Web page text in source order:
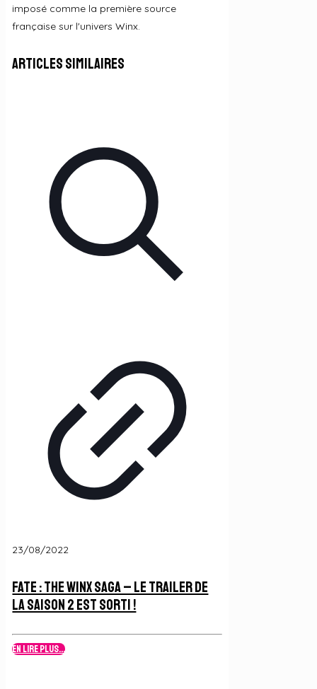
imposé comme la première source
française sur l'univers Winx.
Articles similaires
23/08/2022
Fate : The Winx Saga – Le Trailer de
la Saison 2 est sorti !
En lire plus...